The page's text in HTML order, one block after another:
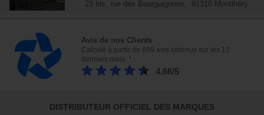
23 bis, rue des Bourguignons, 91310 Montlhéry
Avis de nos Clients
Calculé à partir de 699 avis obtenus sur les 12
derniers mois. *
4.66/5
DISTRIBUTEUR OFFICIEL DES MARQUES